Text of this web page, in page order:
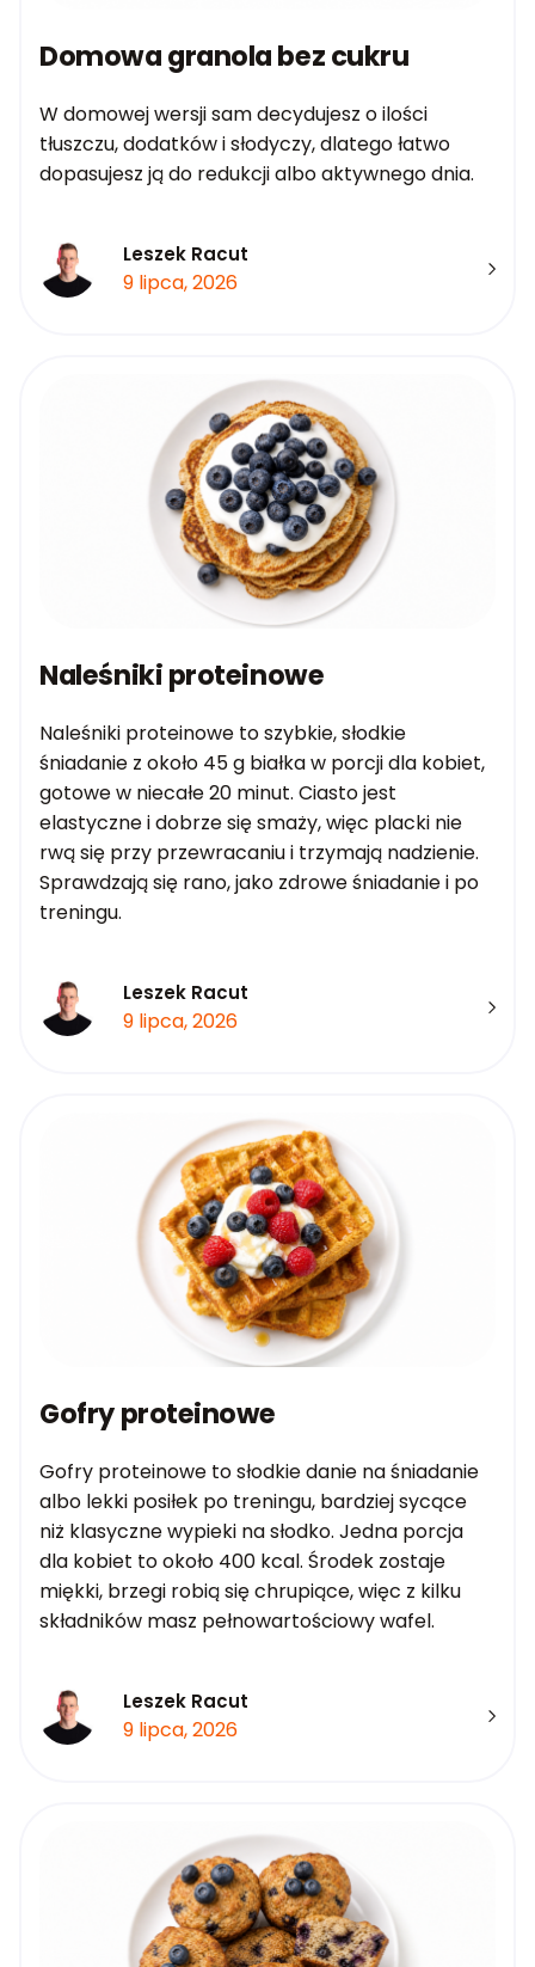
Domowa granola bez cukru
W domowej wersji sam decydujesz o ilości
tłuszczu, dodatków i słodyczy, dlatego łatwo
dopasujesz ją do redukcji albo aktywnego dnia.
Leszek Racut
9 lipca, 2026
Naleśniki proteinowe
Naleśniki proteinowe to szybkie, słodkie
śniadanie z około 45 g białka w porcji dla kobiet,
gotowe w niecałe 20 minut. Ciasto jest
elastyczne i dobrze się smaży, więc placki nie
rwą się przy przewracaniu i trzymają nadzienie.
Sprawdzają się rano, jako zdrowe śniadanie i po
treningu.
Leszek Racut
9 lipca, 2026
Gofry proteinowe
Gofry proteinowe to słodkie danie na śniadanie
albo lekki posiłek po treningu, bardziej sycące
niż klasyczne wypieki na słodko. Jedna porcja
dla kobiet to około 400 kcal. Środek zostaje
miękki, brzegi robią się chrupiące, więc z kilku
składników masz pełnowartościowy wafel.
Leszek Racut
9 lipca, 2026